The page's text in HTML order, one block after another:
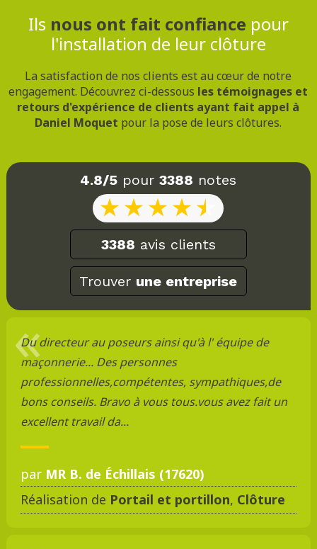
Ils nous ont fait confiance pour
l'installation de leur clôture
La satisfaction de nos clients est au cœur de notre
engagement. Découvrez ci-dessous les témoignages et
retours d'expérience de clients ayant fait appel à
Daniel Moquet pour la pose de leurs clôtures.
4.8/5 pour3388 notes
3388 avis clients
Trouver une entreprise
Du directeur au poseurs ainsi qu'à l' équipe de
maçonnerie... Des personnes
professionnelles,compétentes, sympathiques,de
bons conseils. Bravo à vous tous.vous avez fait un
excellent travail da...
par MR B. de Échillais (17620)
Réalisation de Portail et portillon, Clôture